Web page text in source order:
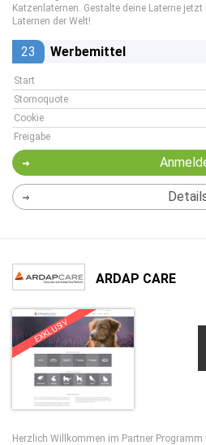
Katzenlaternen. Gestalte deine Laterne
Laternen der Welt!
23 Werbemittel
Start
Stornoquote
Cookie
Freigabe
ARDAP CARE
EXKLUSIV
Herzlich Willkommen im Partner Programm